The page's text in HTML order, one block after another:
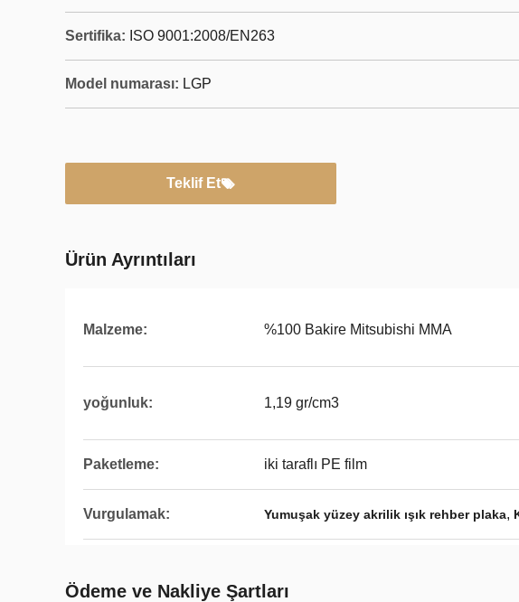
Sertifika: ISO 9001:2008/EN263
Model numarası: LGP
Teklif Et
Ürün Ayrıntıları
Malzeme: %100 Bakire Mitsubishi MMA
yoğunluk: 1,19 gr/cm3
Paketleme: iki taraflı PE film
Vurgulamak: Yumuşak yüzey akrilik ışık rehber plaka,
Ödeme ve Nakliye Şartları